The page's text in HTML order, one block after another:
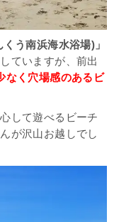
う南浜海水浴場)」
ていますが、前出
なく穴場感のあるビ
して遊べるビーチ
が沢山お越しでし